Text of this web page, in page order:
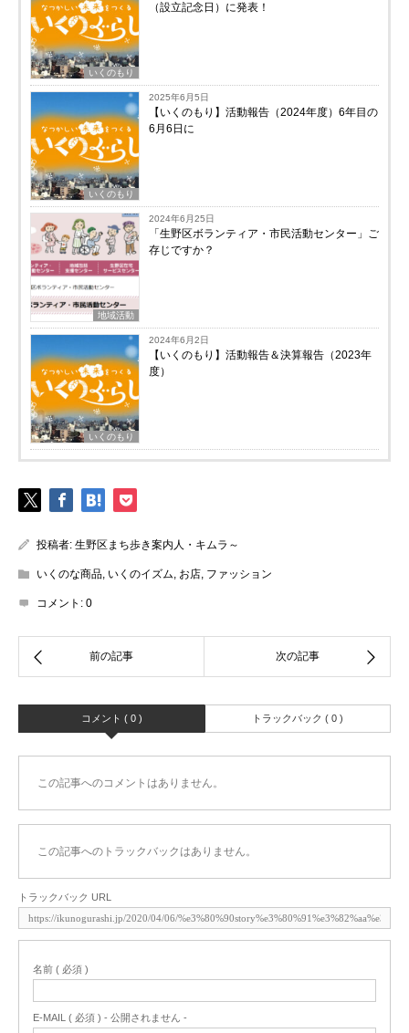
いくのもり
（設立記念日）に発表！
いくのもり
2025年6月5日
【いくのもり】活動報告（2024年度）6年目の
6月6日に
地域活動
2024年6月25日
「生野区ボランティア・市民活動センター」ご
存じですか？
いくのもり
2024年6月2日
【いくのもり】活動報告＆決算報告（2023年
度）
投稿者: 生野区まち歩き案内人・キムラ～
いくのな商品, いくのイズム, お店, ファッション
コメント: 0
コメント ( 0 ) トラックバック ( 0 )
この記事へのコメントはありません。
この記事へのトラックバックはありません。
トラックバック URL
名前 ( 必須 )
E-MAIL ( 必須 ) - 公開されません -